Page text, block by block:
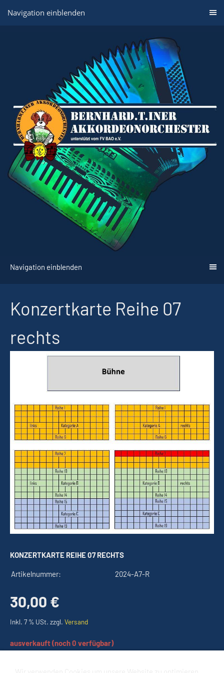
Navigation einblenden
Navigation einblenden
Konzertkarte Reihe 07
rechts
KONZERTKARTE REIHE 07 RECHTS
Artikelnummer: 2024-A7-R
30,00 €
Inkl. 7 % USt. zzgl. Versand
ausverkauft (noch 0 verfügbar)